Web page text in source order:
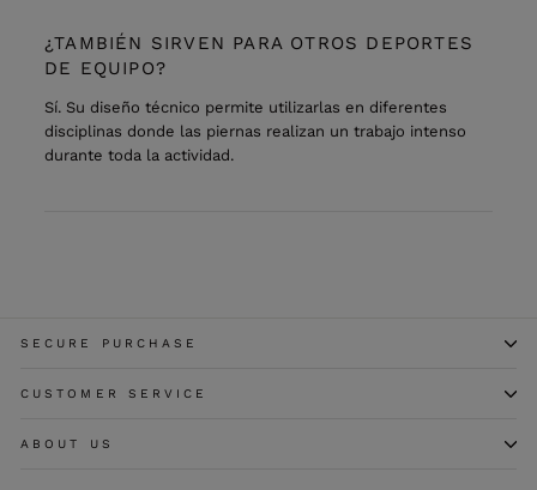
¿TAMBIÉN SIRVEN PARA OTROS DEPORTES
DE EQUIPO?
Sí. Su diseño técnico permite utilizarlas en diferentes
disciplinas donde las piernas realizan un trabajo intenso
durante toda la actividad.
SECURE PURCHASE
CUSTOMER SERVICE
ABOUT US